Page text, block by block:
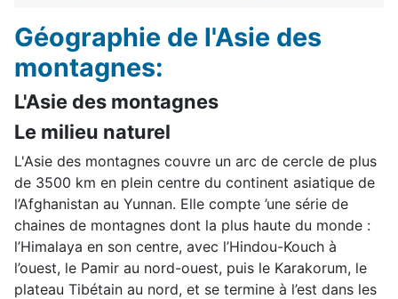
Géographie de l'Asie des
montagnes:
L'Asie des montagnes
Le milieu naturel
L'Asie des montagnes couvre un arc de cercle de plus
de 3500 km en plein centre du continent asiatique de
l’Afghanistan au Yunnan. Elle compte ’une série de
chaines de montagnes dont la plus haute du monde :
l’Himalaya en son centre, avec l’Hindou-Kouch à
l’ouest, le Pamir au nord-ouest, puis le Karakorum, le
plateau Tibétain au nord, et se termine à l’est dans les